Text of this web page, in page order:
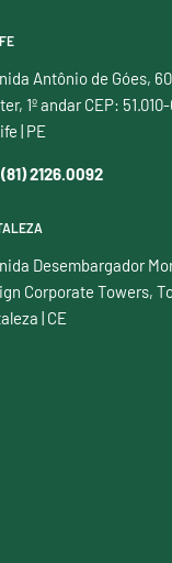
Antônio de Góes,
1º andar CEP:
| PE
2126.0092
Desembargador
Corporate Towers,
| CE